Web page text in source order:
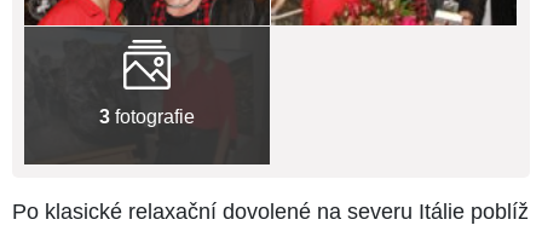
3 fotografie
Po klasické relaxační dovolené na severu Itálie poblíž